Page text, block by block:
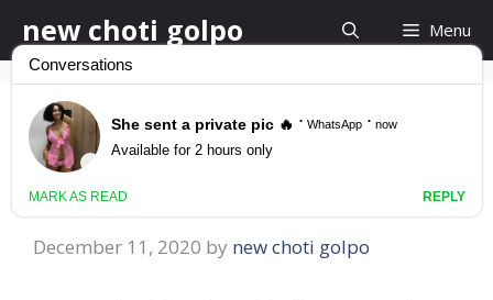
to
content
new choti golpo Menu
Free New Bangla
Choti
December 11, 2020 by new choti golpo